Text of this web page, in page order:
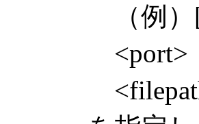
（例）
<port>